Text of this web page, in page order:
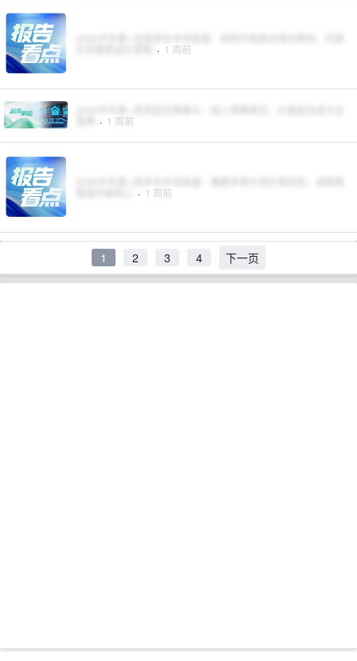
· 1 周前
· 1 周前
· 1 周前
1 2 3 4 下一页